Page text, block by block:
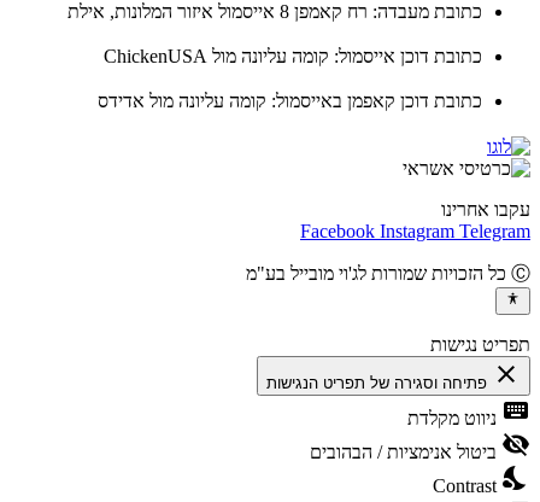
כתובת מעבדה: רח קאמפן 8 אייסמול איזור המלונות, אילת
כתובת דוכן אייסמול: קומה עליונה מול ChickenUSA
כתובת דוכן קאפמן באייסמול: קומה עליונה מול אדידס
אחרינו
Facebook Instagram
נגישות
פתיחה וסגירה של תפריט הנגישות
ניווט מקלדת
ביטול אנימציות / הבהובים
Contrast